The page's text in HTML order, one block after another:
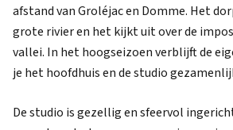
afstand van Groléjac en Domme. Het
grote rivier en het kijkt uit over de
vallei. In het hoogseizoen verblijft de
je het hoofdhuis en de studio
De studio is gezellig en sfeervol